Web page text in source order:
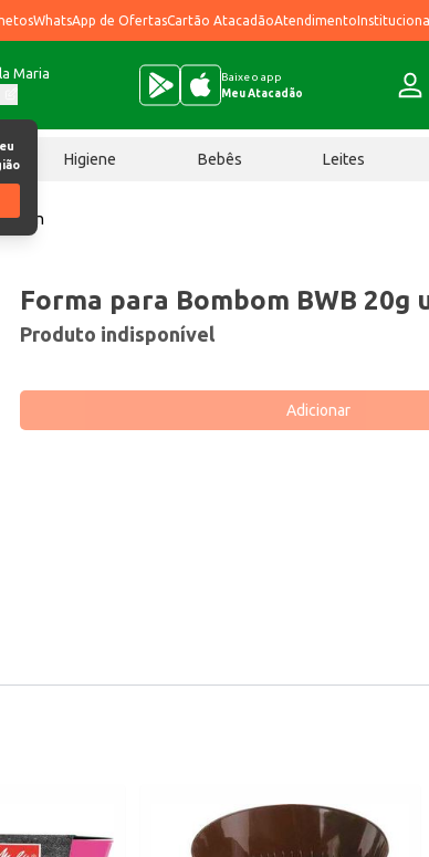
WhatsApp de OfertasCartão AtacadãoAtendimentoInstitucional
Maria
Baixe o app
Meu Atacadão
Higiene Bebês Leites
un
Forma para Bombom BWB 20g
Produto indisponível
Adicionar